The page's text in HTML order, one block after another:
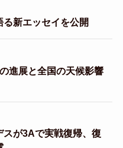
新エッセイを公開
進展と全国の天候影響
スが3Aで実戦復帰、復